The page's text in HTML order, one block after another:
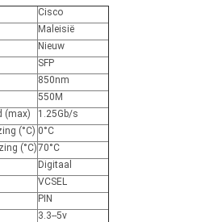
Cisco
Maleisië
Nieuw
SFP
850nm
550M
(max)
1.25Gb/s
(°C) 0°C
(°C)70°C
Digitaal
VCSEL
PIN
3.3--5v